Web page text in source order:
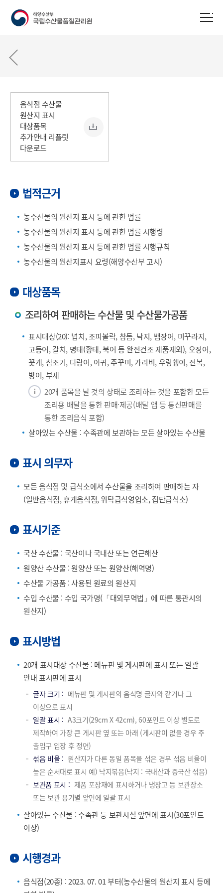
음식점 수산물
원산지 표시
대상품목
추가안내 리플릿
다운로드
법적근거
농수산물의 원산지 표시 등에 관한 법률
농수산물의 원산지 표시 등에 관한 법률 시행령
농수산물의 원산지 표시 등에 관한 법률 시행규칙
농수산물의 원산지표시 요령(해양수산부 고시)
대상품목
조리하여 판매하는 수산물 및 수산물가공품
표시대상(20): 넙치, 조피볼락, 참돔, 낙지, 뱀장어, 미꾸라지,
고등어, 갈치, 명태(황태, 북어 등 완전건조 제품제외), 오징어,
꽃게, 참조기, 다랑어, 아귀, 주꾸미, 가리비, 우렁쉥이, 전복,
방어, 부세
20개 품목을 날 것의 상태로 조리하는 것을 포함한 모든
조리용 배달을 통한 판매·제공(배달 앱 등 통신판매를
통한 조리음식 포함)
살아있는 수산물 : 수족관에 보관하는 모든 살아있는 수산물
표시 의무자
모든 음식점 및 급식소에서 수산물을 조리하여 판매하는 자
(일반음식점, 휴게음식점, 위탁급식영업소, 집단급식소)
표시기준
국산 수산물 : 국산이나 국내산 또는 연근해산
원양산 수산물 : 원양산 또는 원양산(해역명)
수산물 가공품 : 사용된 원료의 원산지
수입 수산물 : 수입 국가명(「대외무역법」에 따른 통관시의
원산지)
표시방법
20개 표시대상 수산물 : 메뉴판 및 게시판에 표시 또는 일괄
안내 표시판에 표시
글자 크기
메뉴판 및 게시판의 음식명 글자와 같거나 그
이상으로 표시
일괄 표시
A3크기(29cm X 42cm), 60포인트 이상 별도로
제작하여 가장 큰 게시판 옆 또는 아래 (게시판이 없을 경우 주
출입구 입장 후 정면)
섞음 비율
원산지가 다른 동일 품목을 섞은 경우 섞음 비율이
높은 순서대로 표시 예) 낙지볶음(낙지 : 국내산과 중국산 섞음)
보관품 표시
제품 포장재에 표시하거나 냉장고 등 보관장소
또는 보관 용기별 앞면에 일괄 표시
살아있는 수산물 : 수족관 등 보관시설 앞면에 표시(30포인트
이상)
시행경과
음식점(20종) : 2023. 07. 01 부터(농수산물의 원산지 표시 등에